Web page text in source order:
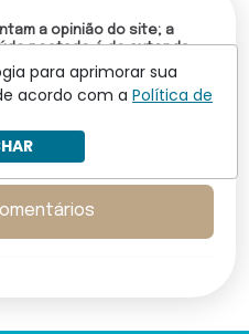
a opinião do site; a
postado é do autor da
para comentar
para aprimorar sua
acordo com a Política de